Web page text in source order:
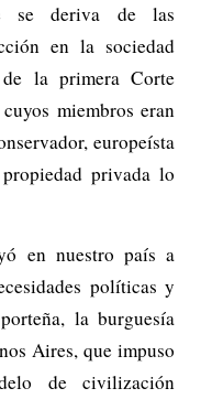
se deriva de las
en la sociedad
la primera Corte
miembros eran
europeísta
privada lo
en nuestro país a
políticas y
la burguesía
Aires, que impuso
de civilización